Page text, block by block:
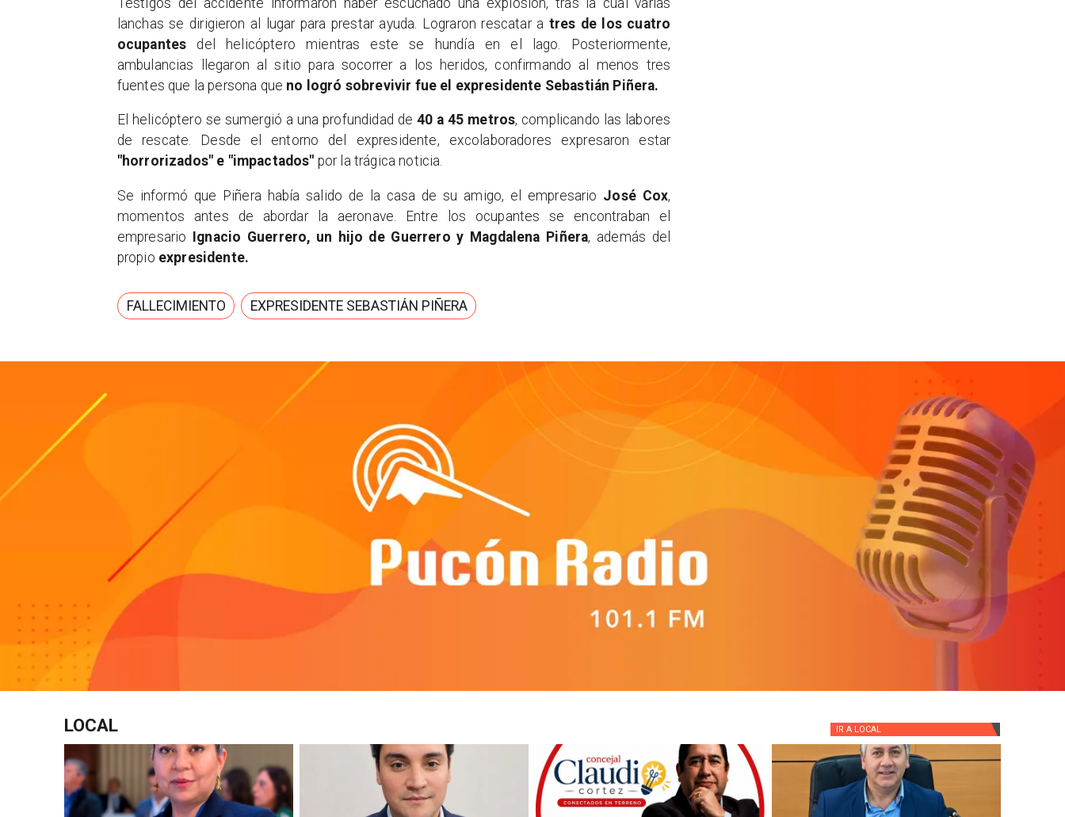
lanchas se dirigieron al lugar para prestar ayuda. Lograron rescatar a tres de los cuatro
ocupantes del helicóptero mientras este se hundía en el lago. Posteriormente,
ambulancias llegaron al sitio para socorrer a los heridos, confirmando al menos tres
fuentes que la persona que no logró sobrevivir fue el expresidente Sebastián Piñera.
​El helicóptero se sumergió a una profundidad de 40 a 45 metros, complicando las labores
de rescate. Desde el entorno del expresidente, excolaboradores expresaron estar
"horrorizados" e "impactados" por la trágica noticia.
​Se informó que Piñera había salido de la casa de su amigo, el empresario José Cox,
momentos antes de abordar la aeronave. Entre los ocupantes se encontraban el
empresario Ignacio Guerrero, un hijo de Guerrero y Magdalena Piñera, además del
propio expresidente.
FALLECIMIENTO EXPRESIDENTE SEBASTIÁN PIÑERA
LOCAL IR A LOCAL